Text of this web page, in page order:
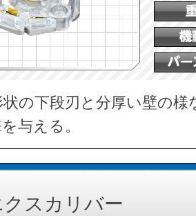
の下段刃と分厚い壁の
与える。
スカリバー